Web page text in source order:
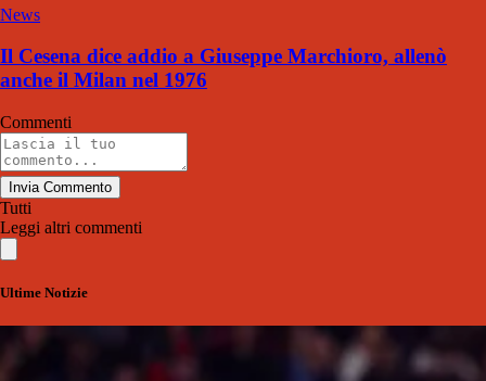
News
Il Cesena dice addio a Giuseppe Marchioro, allenò
anche il Milan nel 1976
Commenti
Invia Commento
Tutti
Leggi altri commenti
Ultime Notizie